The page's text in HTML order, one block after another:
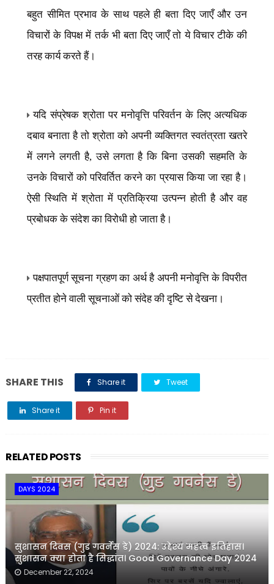
बहुत सीमित प्रभाव के साथ पहले ही बता दिए जाएँ और उन
विचारों के विपक्ष में तर्क भी बता दिए जाएँ तो ये विचार टीके की
तरह कार्य करते हैं।
यदि संप्रेषक श्रोता पर मनोवृत्ति परिवर्तन के लिए अत्यधिक
दबाव बनाता है तो श्रोता को अपनी व्यक्तिगत स्वतंत्रता खतरे
में लगने लगती है,उसे लगता है कि बिना उसकी सहमति के
उनके विचारों को परिवर्तित करने का प्रयास किया जा रहा है।
ऐसी स्थिति में श्रोता में प्रतिक्रिया उत्पन्न होती है और वह
प्रबोधक के संदेश का विरोधी हो जाता है।
पक्षपातपूर्ण सूचना ग्रहण का अर्थ है अपनी मनोवृत्ति के विपरीत
प्रतीत होनेवाली सूचनाओं को संदेह की दृष्टि से देखना।
SHARE THIS Share it Tweet
Share it Pin it
RELATED POSTS
DAYS 2024
सुशासन दिवस (गुड गवर्नेंस डे) 2024: उद्देश्य महत्व इतिहास।
सुशासन क्या होता है सिद्धांत। Good Governance Day 2024
December 22, 2024